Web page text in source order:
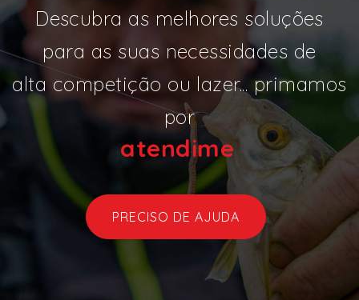
Descubra as melhores soluções
para as suas necessidades de
alta competição ou lazer... primamos
por
aten|
PRECISO DE AJUDA